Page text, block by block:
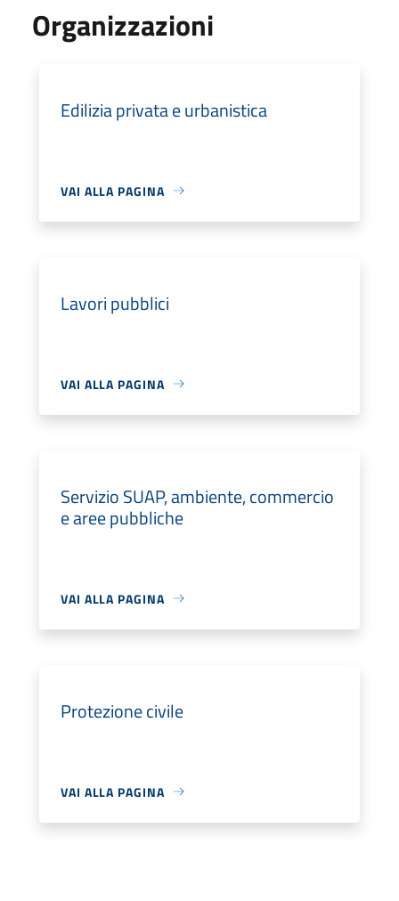
Organizzazioni
Edilizia privata e urbanistica
VAI ALLA PAGINA
Lavori pubblici
VAI ALLA PAGINA
Servizio SUAP, ambiente, commercio
e aree pubbliche
VAI ALLA PAGINA
Protezione civile
VAI ALLA PAGINA